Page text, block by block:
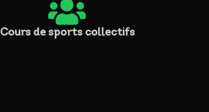

Cours de sports collectifs